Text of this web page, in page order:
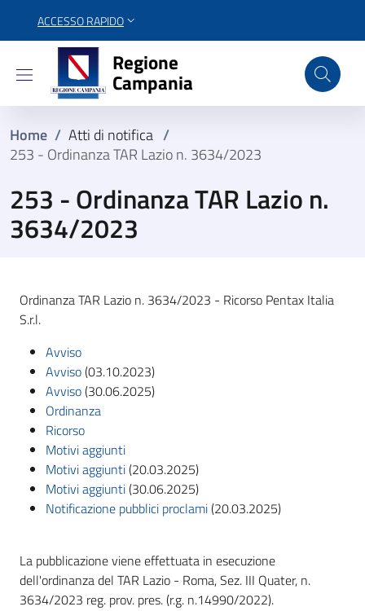
ACCESSO RAPIDO
Regione Campania
Regione
Campania
Home / Atti di notifica /
253 - Ordinanza TAR Lazio n. 3634/2023
253 - Ordinanza TAR Lazio n.
3634/2023
Ordinanza TAR Lazio n. 3634/2023 - Ricorso Pentax Italia
S.r.l.
Avviso
Avviso(03.10.2023)
Avviso(30.06.2025)
Ordinanza
Ricorso
Motivi aggiunti
Motivi aggiunti(20.03.2025)
Motivi aggiunti(30.06.2025)
Notificazione pubblici proclami(20.03.2025)
La pubblicazione viene effettuata in esecuzione
dell'ordinanza del TAR Lazio - Roma, Sez. III Quater, n.
3634/2023 reg. prov. pres. (r.g. n.14990/2022).